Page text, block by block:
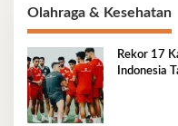
Olahraga & Kesehatan
Rekor 17
Indonesia